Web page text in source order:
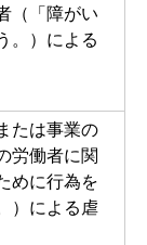
（「障がい
。）による
たは事業の
労働者に関
めに⾏為を
）による虐